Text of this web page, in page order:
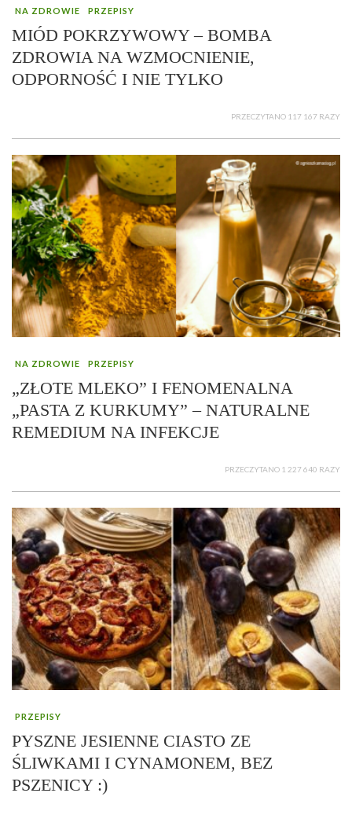
NA ZDROWIE PRZEPISY
MIÓD POKRZYWOWY – BOMBA
ZDROWIA NA WZMOCNIENIE,
ODPORNOŚĆ I NIE TYLKO
PRZECZYTANO 117 167 RAZY
NA ZDROWIE PRZEPISY
„ZŁOTE MLEKO” I FENOMENALNA
„PASTA Z KURKUMY” – NATURALNE
REMEDIUM NA INFEKCJE
PRZECZYTANO 1 227 640 RAZY
PRZEPISY
PYSZNE JESIENNE CIASTO ZE
ŚLIWKAMI I CYNAMONEM, BEZ
PSZENICY :)